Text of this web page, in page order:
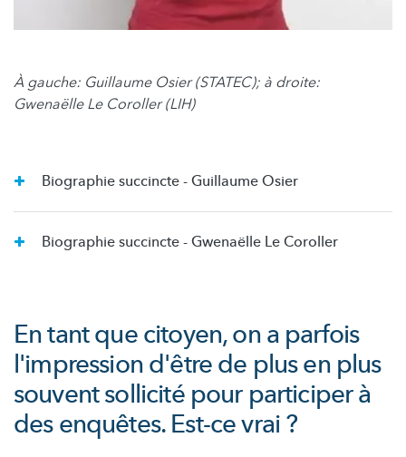
À gauche: Guillaume Osier (STATEC); à droite:
Gwenaëlle Le Coroller (LIH)
Biographie succincte - Guillaume Osier
Biographie succincte - Gwenaëlle Le Coroller
En tant que citoyen, on a parfois
l'impression d'être de plus en plus
souvent sollicité pour participer à
des enquêtes. Est-ce vrai ?